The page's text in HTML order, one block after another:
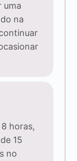
uma
na
horas,
15
no